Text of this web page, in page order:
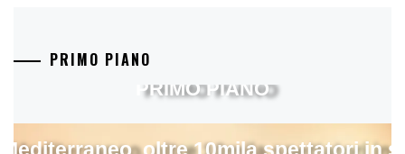
PRIMO PIANO
oltre 10mila spettatori in
PRIMO PIANO